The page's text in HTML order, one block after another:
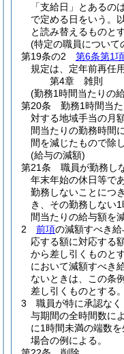
「支給日」とあるの
で定める日をいう。
と読み替えるものとす
(特定の職員について
第19条の2
第6条第1項
規定は、定年前再任
第4章
雑則
(勤務1時間当たりの
第20条
勤務1時間当
対する地域手当の月
間当たりの勤務時間
間を減じたもので除
(給与の減額)
第21条
職員が勤務し
年末年始の休日等で
勤務しないことにつ
き、その勤務しない1
間当たりの給与額を
2
前項の減額すべき
応する額に対応する
から差し引くものとす
において減額すべき
ないときは、この条
差し引くものとする。
3
職員が特に承認な
与期間の全時間数に
に1時間未満の端数
場合の例による。